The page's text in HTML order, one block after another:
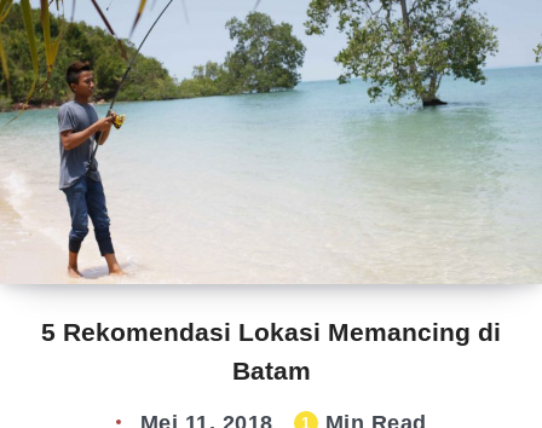
5 Rekomendasi Lokasi Memancing di
Batam
1